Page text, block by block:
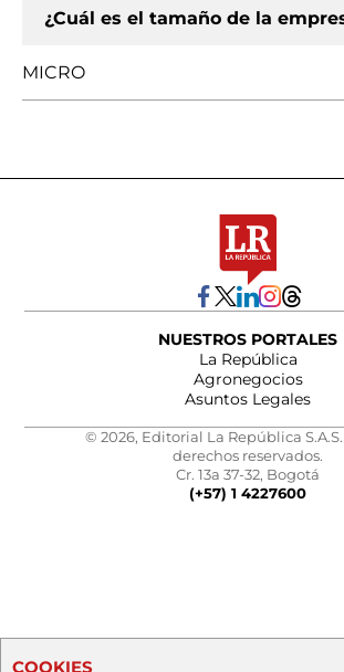
¿Cuál es el tamaño de la
MICRO
NUESTROS PORTALES
La República
Agronegocios
Asuntos Legales
© 2026, Editorial La República S.A.S.
derechos reservados.
Cr. 13a 37-32, Bogotá
(+57) 1 4227600
COOKIES